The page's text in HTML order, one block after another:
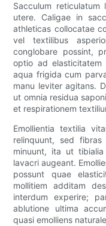
Sacculum reticulatum
utere. Caligae in
athleticas collocatae
vel textilibus
conglobare possint,
optio ad
aqua frigida cum
manu leviter agitans.
ut omnia residua
et respirationem
Emollientia textilia
relinquunt, sed
minuunt, ita ut
lavacri augeant.
possunt quae
mollitiem additam
interdum experire;
ablutione ultima
quasi emolliens